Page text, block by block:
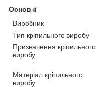
Основні
Виробник
Тип кріпильного виробу
Призначення кріпильного
виробу
Матеріал кріпильного
виробу